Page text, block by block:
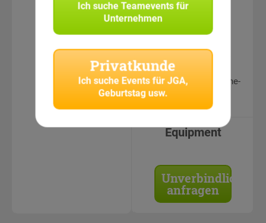
erfahrene
CityHunters
Teamguides
Teamleistungen &
Fotos in
geschütztem Online-
Bereich einsehbar
Equipment
Unverbindlich
anfragen
Ich sucheTeamevents für
Unternehmen
Privatkunde
Ich suche Events für JGA,
Geburtstag usw.